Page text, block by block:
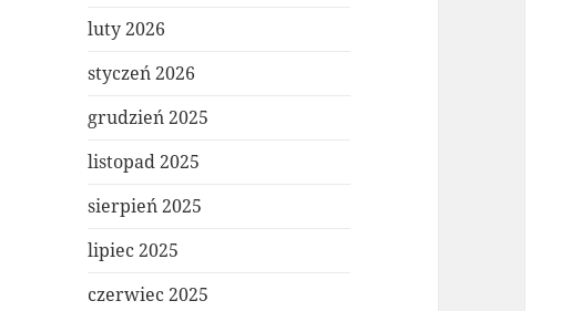
luty 2026
styczeń 2026
grudzień 2025
listopad 2025
sierpień 2025
lipiec 2025
czerwiec 2025